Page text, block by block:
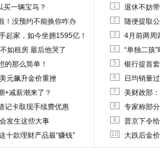
买一辆宝马？
！没预约不能换你咋办
起家，如今坐拥1595亿！
如租房 最后他哭了
的那么简单！
元飙升金价重挫
+减薪潮来了？
记卡取现手续费优惠
发生这些大事
十款理财产品最“赚钱”
1 退休不妨
2 随便提取
3 4月前两周
4 “单独二孩
5 银行提首
6 日均销量
7 美财政部
8 专家称部
9 普京下令
10 大跌后金